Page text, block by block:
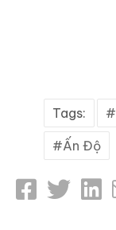
Tags:
Ấn Độ